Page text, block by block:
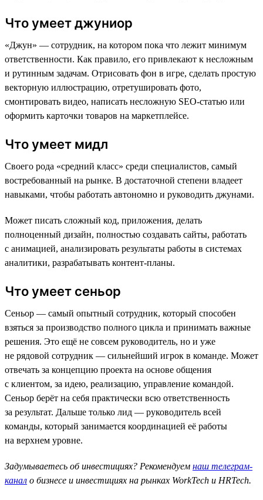
Что умеет джуниор
«Джун» — сотрудник, на котором пока что лежит минимум
ответственности. Как правило, его привлекают к несложным
и рутинным задачам. Отрисовать фон в игре, сделать простую
векторную иллюстрацию, отретушировать фото,
смонтировать видео, написать несложную SEO-статью или
оформить карточки товаров на маркетплейсе.
Что умеет мидл
Своего рода «средний класс» среди специалистов, самый
востребованный на рынке. В достаточной степени владеет
навыками, чтобы работать автономно и руководить джунами.
Может писать сложный код, приложения, делать
полноценный дизайн, полностью создавать сайты, работать
с анимацией, анализировать результаты работы в системах
аналитики, разрабатывать контент-планы.
Что умеет сеньор
Сеньор — самый опытный сотрудник, который способен
взяться за производство полного цикла и принимать важные
решения. Это ещё не совсем руководитель, но и уже
не рядовой сотрудник — сильнейший игрок в команде. Может
отвечать за концепцию проекта на основе общения
с клиентом, за идею, реализацию, управление командой.
Сеньор берёт на себя практически всю ответственность
за результат. Дальше только лид — руководитель всей
команды, который занимается координацией её работы
на верхнем уровне.
Задумываетесь об инвестициях? Рекомендуем наш телеграм-
канал о бизнесе и инвестициях на рынках WorkTech и HRTech.